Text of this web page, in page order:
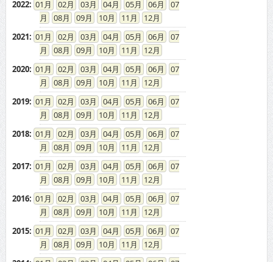
2022: 01 02 03 04 05 06
07
08
09 10 11
12
2021: 01 02 03 04 05 06
07
08
09 10 11
12
2020: 01 02 03 04 05 06
07
08
09 10 11
12
2019: 01 02 03 04 05 06
07
08
09 10 11
12
2018: 01 02 03 04 05 06
07
08
09 10 11
12
2017: 01 02 03 04 05 06
07
08
09 10 11
12
2016: 01 02 03 04 05 06
07
08
09 10 11
12
2015: 01 02 03 04 05 06
07
08
09 10 11
12